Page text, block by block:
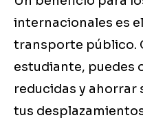
internacionales es
transporte público.
estudiante, puedes
reducidas y
tus